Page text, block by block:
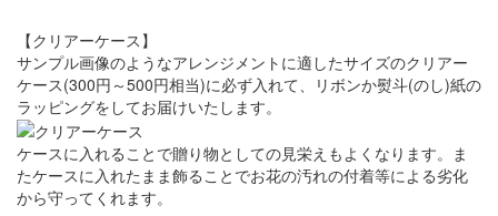
【クリアーケース】
サンプル画像のようなアレンジメントに適したサイズのクリアー
ケース(300円～500円相当)に必ず入れて、リボンか熨斗(のし)紙の
ラッピングをしてお届けいたします。
ケースに入れることで贈り物としての見栄えもよくなります。ま
たケースに入れたまま飾ることでお花の汚れの付着等による劣化
から守ってくれます。